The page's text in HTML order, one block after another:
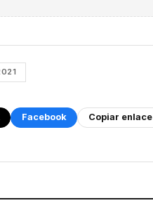
Facebook Copiar enlace